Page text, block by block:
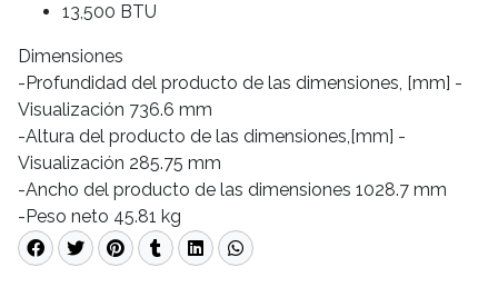
13,500 BTU
Dimensiones
-Profundidad del producto de las dimensiones, [mm] -
Visualización 736.6 mm
-Altura del producto de las dimensiones,[mm] -
Visualización 285.75 mm
-Ancho del producto de las dimensiones 1028.7 mm
-Peso neto 45.81 kg